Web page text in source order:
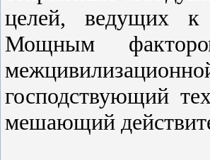
целей, ведущих к
Мощным
господствующий
мешающий